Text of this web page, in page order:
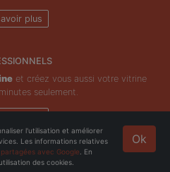
plus
et créez vous aussi votre vitrine
seulement.
- Tous droits réservés. Ok
l'utilisation et améliorer
Les informations relatives
partagées avec Google . En
des cookies.